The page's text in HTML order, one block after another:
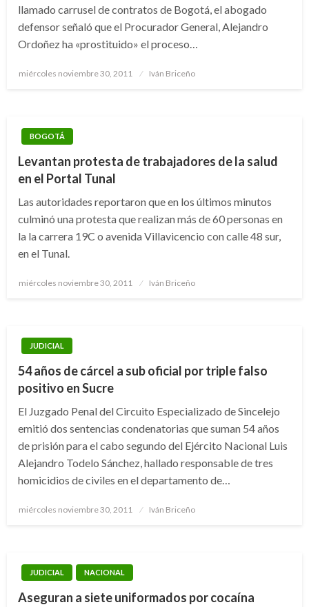
llamado carrusel de contratos de Bogotá, el abogado
defensor señaló que el Procurador General, Alejandro
Ordoñez ha «prostituido» el proceso…
Publicado
miércoles noviembre 30, 2011 Iván Briceño
BOGOTÁ
Levantan protesta de trabajadores de la salud
en el Portal Tunal
Las autoridades reportaron que en los últimos minutos
culminó una protesta que realizan más de 60 personas en
la la carrera 19C o avenida Villavicencio con calle 48 sur,
en el Tunal.
Publicado
miércoles noviembre 30, 2011 Iván Briceño
JUDICIAL
54 años de cárcel a sub oficial por triple falso
positivo en Sucre
El Juzgado Penal del Circuito Especializado de Sincelejo
emitió dos sentencias condenatorias que suman 54 años
de prisión para el cabo segundo del Ejército Nacional Luis
Alejandro Todelo Sánchez, hallado responsable de tres
homicidios de civiles en el departamento de…
Publicado
miércoles noviembre 30, 2011 Iván Briceño
JUDICIAL NACIONAL
Aseguran a siete uniformados por cocaína